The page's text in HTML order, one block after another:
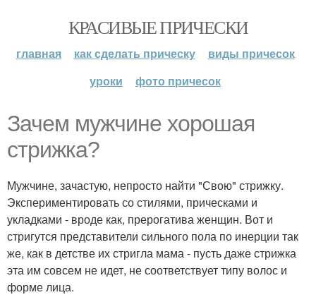
КРАСИВЫЕ ПРИЧЕСКИ
главная как сделать прическу
виды причесок
уроки
фото причесок
Зачем мужчине хорошая
стрижка?
Мужчине, зачастую, непросто найти "Свою" стрижку.
Экспериментировать со стилями, прическами и
укладками - вроде как, прерогатива женщин. Вот и
стригутся представители сильного пола по инерции так
же, как в детстве их стригла мама - пусть даже стрижка
эта им совсем не идет, не соответствует типу волос и
форме лица.